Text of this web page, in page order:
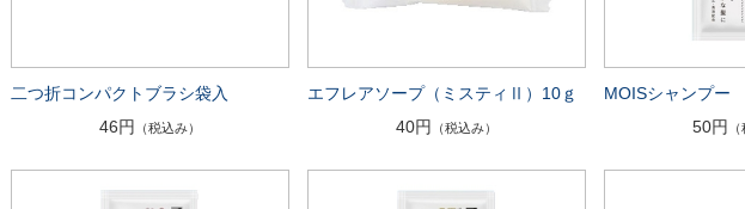
二つ折コンパクトブラシ袋入
46円
（税込み）
エフレアソープ（ミスティⅡ）10ｇ
40円
（税込み）
MOISシャンプー
50円